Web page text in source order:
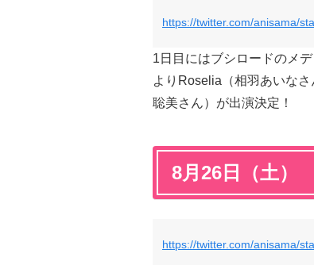
https://twitter.com/anisama/
1日目にはブシロードのメ
よりRoselia（相羽あいな
聡美さん）が出演決定！
8月26日（土）
https://twitter.com/anisama/